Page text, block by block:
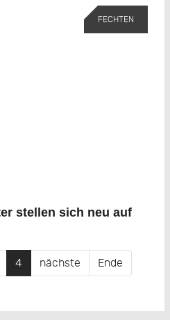
FECHTEN
stellen sich neu auf
4 nächste Ende